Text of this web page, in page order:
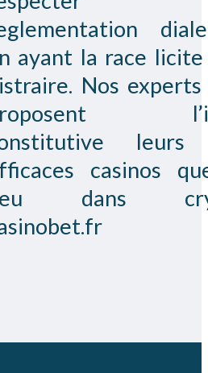
ayant la race
Nos experts
leurs
casinos
dans